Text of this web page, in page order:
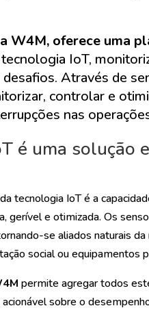
W4M, oferece uma
tecnologia IoT,
Através de
controlar e
nas
é uma solução
tecnologia IoT é a
gerível e otimizada. Os
se aliados naturais
social ou equipamentos
permite agregar todos
sobre o